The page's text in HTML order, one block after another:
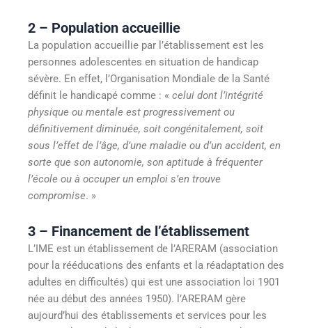
2 – Population accueillie
La population accueillie par l’établissement est les
personnes adolescentes en situation de handicap
sévère. En effet, l’Organisation Mondiale de la Santé
définit le handicapé comme : « celui dont l’intégrité
physique ou mentale est progressivement ou
définitivement diminuée, soit congénitalement, soit
sous l’effet de l’âge, d’une maladie ou d’un accident, en
sorte que son autonomie, son aptitude à fréquenter
l’école ou à occuper un emploi s’en trouve
compromise. »
3 – Financement de l’établissement
L’IME est un établissement de l’ARERAM (association
pour la rééducations des enfants et la réadaptation des
adultes en difficultés) qui est une association loi 1901
née au début des années 1950). l’ARERAM gère
aujourd’hui des établissements et services pour les